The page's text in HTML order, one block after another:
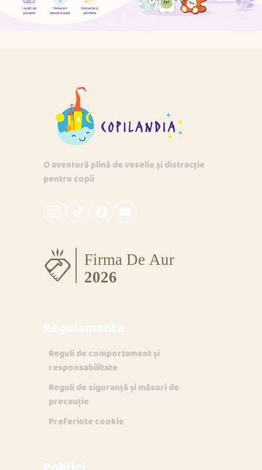
O aventură plină de veselie și distracție
pentru copii
Regulamente
Reguli de comportament și
responsabilitate
Reguli de siguranță și măsuri de
precauție
Preferinte cookie